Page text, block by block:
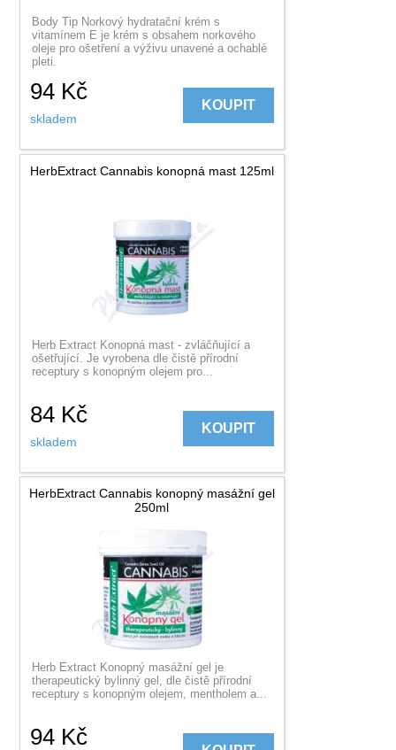
Body Tip Norkový hydratační krém s
vitamínem E je krém s obsahem norkového
oleje pro ošetření a výživu unavené a ochablé
pleti.
94 Kč
skladem
KOUPIT
HerbExtract Cannabis konopná mast 125ml
Herb Extract Konopná mast - zvláčňující a
ošetřující. Je vyrobena dle čistě přírodní
receptury s konopným olejem pro...
84 Kč
skladem
KOUPIT
HerbExtract Cannabis konopný masážní gel
250ml
Herb Extract Konopný masážní gel je
therapeutický bylinný gel, dle čistě přírodní
receptury s konopným olejem, mentholem a...
94 Kč